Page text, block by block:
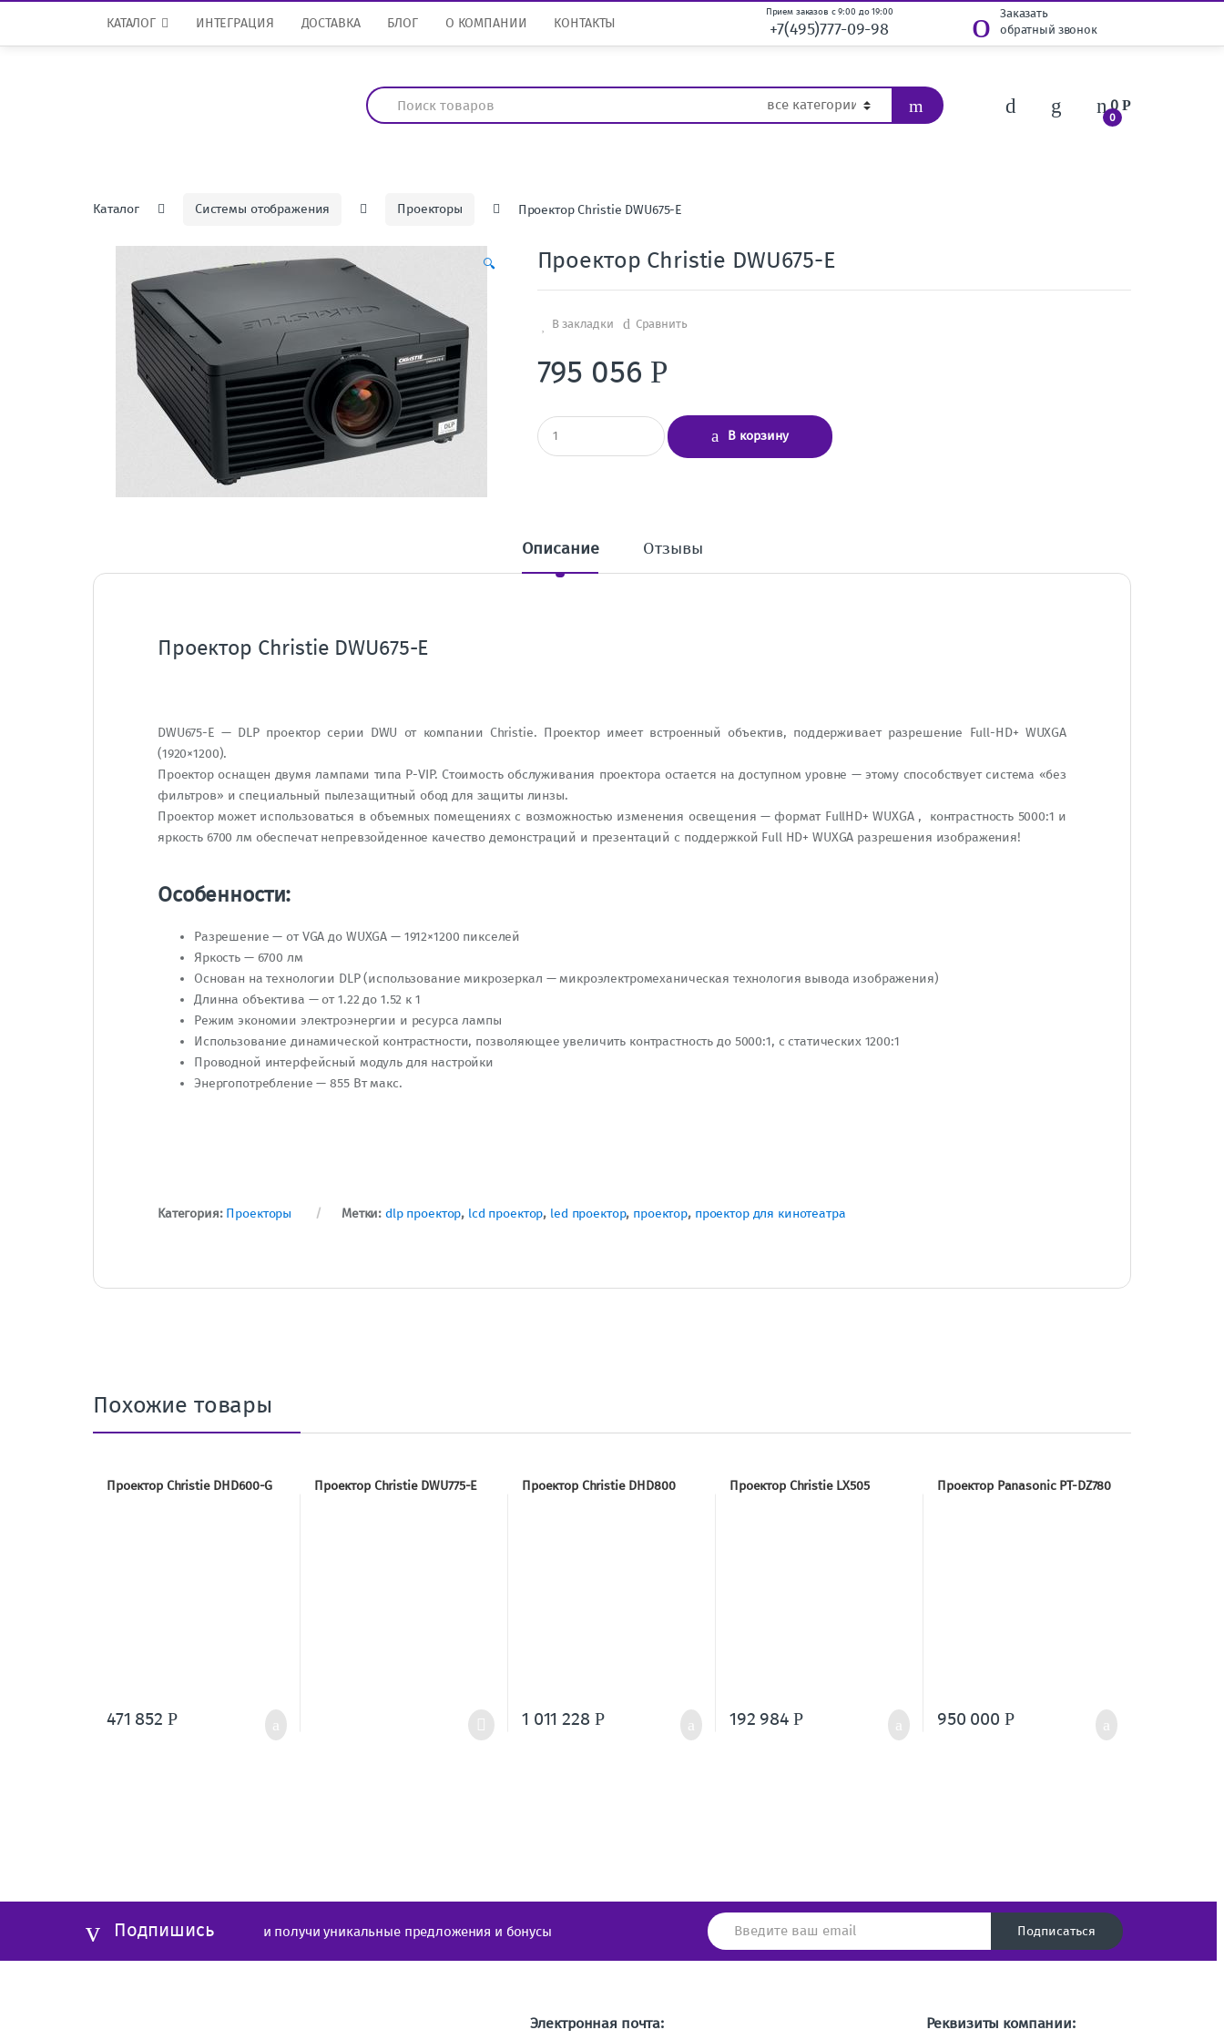
КАТАЛОГ
ИНТЕГРАЦИЯ ДОСТАВКА БЛОГ О КОМПАНИИ КОНТАКТЫ
Прием заказов с 9:00 до 19:00
+7(495)777-09-98
Заказать
обратный звонок
И
с
0
0Р
Каталог Системы отображения Проекторы Проектор Christie DWU675-E
🔍 Проектор Christie DWU675-E
В закладки Сравнить
795 056 Р
К
о
в
о
В корзину
Описание Отзывы
Проектор Christie DWU675-E
DWU675-E — DLP проектор серии DWU от компании Christie. Проектор имеет встроенный объектив, поддерживает разрешение Full-HD+ WUXGA
(1920×1200).
Проектор оснащен двумя лампами типа P-VIP. Стоимость обслуживания проектора остается на доступном уровне — этому способствует система «без
фильтров» и специальный пылезащитный обод для защиты линзы.
Проектор может использоваться в объемных помещениях с возможностью изменения освещения — формат FullHD+ WUXGA , контрастность 5000:1 и
яркость 6700 лм обеспечат непревзойденное качество демонстраций и презентаций с поддержкой Full HD+ WUXGA разрешения изображения!
Особенности:
Разрешение — от VGA до WUXGA — 1912×1200 пикселей
Яркость — 6700 лм
Основан на технологии DLP (использование микрозеркал — микроэлектромеханическая технология вывода изображения)
Длинна объектива — от 1.22 до 1.52 к 1
Режим экономии электроэнергии и ресурса лампы
Использование динамической контрастности, позволяющее увеличить контрастность до 5000:1, с статических 1200:1
Проводной интерфейсный модуль для настройки
Энергопотребление — 855 Вт макс.
Категория: Проекторы Метки: dlp проектор, lcd проектор, led проектор, проектор, проектор для кинотеатра
Похожие товары
Проектор Christie DHD600-G
471 852 Р
Проектор Christie DWU775-E Проектор Christie DHD800
1 011 228 Р
Проектор Christie LX505
192 984 Р
Проектор Panasonic PT-DZ780
950 000 Р
Подпишись и получи уникальные предложения и бонусы Подписаться
Электронная почта: Реквизиты компании: